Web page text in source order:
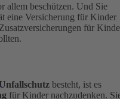
allem beschützen. Und Sie
eine Versicherung für Kinder
für
besteht, ist es
für Kinder nachzudenken.